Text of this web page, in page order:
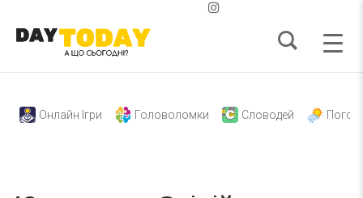
Онлайн Ігри Головоломки Словодей